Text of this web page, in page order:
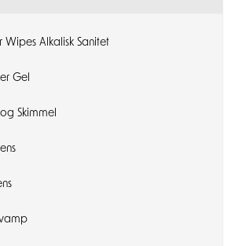
Wipes Alkalisk Sanitet
Gel
Skimmel